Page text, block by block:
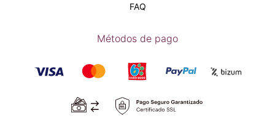
FAQ
Métodos de pago